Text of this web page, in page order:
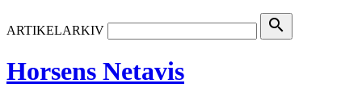
ARTIKELARKIV search
Horsens Netavis